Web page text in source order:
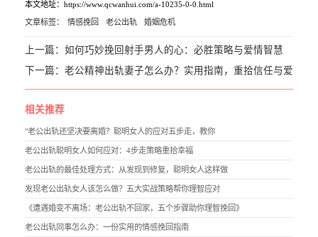
本文地址：https://www.qcwanhui.com/a-10235-0-0.html
文章标签： 情感挽回 老公出轨 婚姻危机
上一篇： 如何巧妙挽回射手男人的心：必胜策略与爱情智慧
下一篇： 老公精神出轨妻子怎么办？实用指南，重拾信任与爱
相关推荐
"老公出轨还坚决要离婚？聪明女人的应对五步走，教你
老公出轨聪明女人如何应对：4步走策略重拾幸福
老公出轨的最佳处理方式：从发现到修复，聪明女人这样做
发现老公出轨女人该怎么做？五大实战策略帮你理智应对
《遭遇婚变不离场：老公出轨不回家，五个步骤助你理智挽回》
老公出轨同事怎么办：一份实用的情感挽回指南